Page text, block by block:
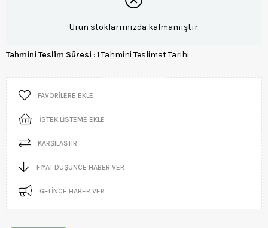
Ürün stoklarımızda kalmamıştır.
Tahmini Teslim Süresi : 1 Tahmini Teslimat Tarihi
FAVORILERE EKLE
İSTEK LISTEME EKLE
KARŞILAŞTIR
FIYAT DÜŞÜNCE HABER VER
GELINCE HABER VER